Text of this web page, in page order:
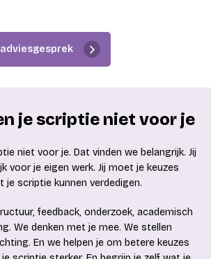
je scriptie niet voor je
niet voor je. Dat vinden we belangrijk. Jij
voor je eigen werk. Jij moet je keuzes
je scriptie kunnen verdedigen.
feedback, onderzoek, academisch
We denken met je mee. We stellen
En we helpen je om betere keuzes